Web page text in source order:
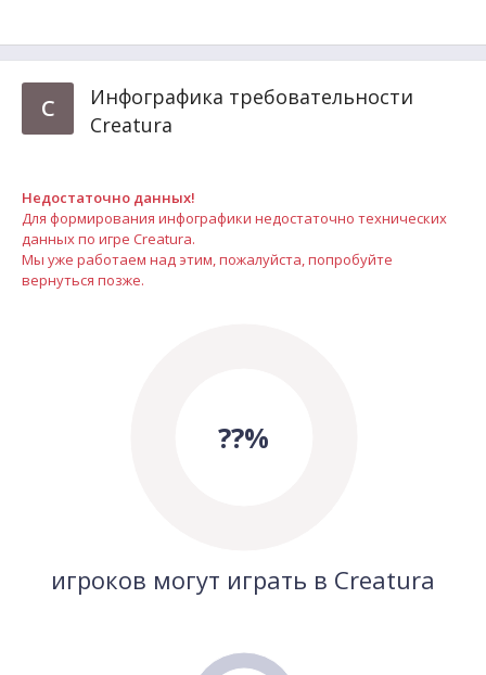
C
Инфографика требовательности
Creatura
Недостаточно данных!
Для формирования инфографики недостаточно технических
данных по игре Creatura.
Мы уже работаем над этим, пожалуйста, попробуйте
вернуться позже.
??%
игроков могут играть в Creatura